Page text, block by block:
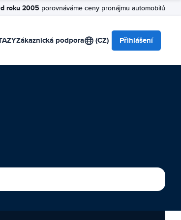
roku 2005 porovnáváme ceny pronájmu automobilů
Zákaznická podpora (CZ) Přihlášení